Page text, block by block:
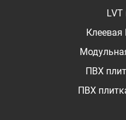
LVT
Клеевая
ПВХ
ПВХ